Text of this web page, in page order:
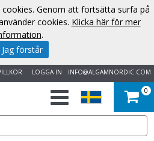
INFO@ALGAMNORDIC.COM
LOGGA IN
0
cookies. Genom att fortsätta surfa på
cookies. Klicka här för mer
.
Jag förstår